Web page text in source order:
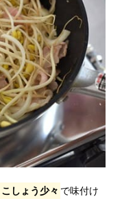
しょう少々 で味付け